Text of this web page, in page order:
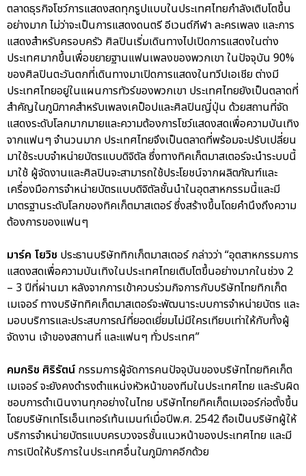
ตลาดธุรกิจโชว์การแสดงสดทุกรูปแบบในประเทศไทยกำลังเติบโตขึ้น
อย่างมาก ไม่ว่าจะเป็นการแสดงดนตรี อีเวนต์กีฬา ละครเพลง และการ
แสดงสำหรับครอบครัว ศิลปินเริ่มเดินทางไปเปิดการแสดงในต่าง
ประเทศมากขึ้นเพื่อขยายฐานแฟนเพลงของพวกเขา ในปัจจุบัน 90%
ของศิลปินตะวันตกที่เดินทางมาเปิดการแสดงในทวีปเอเชีย ต่างมี
ประเทศไทยอยู่ในแผนการทัวร์ของพวกเขา ประเทศไทยยังเป็นตลาดที่
สำคัญในภูมิภาคสำหรับเพลงเคป็อปและศิลปินญี่ปุ่น ด้วยสถานที่จัด
แสดงระดับโลกมากมายและความต้องการโชว์แสดงสดเพื่อความบันเทิง
จากแฟนๆ จำนวนมาก ประเทศไทยจึงเป็นตลาดที่พร้อมจะปรับเปลี่ยน
มาใช้ระบบจำหน่ายบัตรแบบดิจิตัล ซึ่งทางทิคเก็ตมาสเตอร์จะนำระบบนี้
มาใช้ ผู้จัดงานและศิลปินจะสามารถใช้ประโยชน์จากผลิตภัณฑ์และ
เครื่องมือการจำหน่ายบัตรแบบดิจิตัลชั้นนำในอุตสาหกรรมนี้และมี
มาตรฐานระดับโลกของทิคเก็ตมาสเตอร์ ซึ่งสร้างขึ้นโดยคำนึงถึงความ
ต้องการของแฟนๆ
มาร์ค โยวิช ประธานบริษัททิกเก็ตมาสเตอร์ กล่าวว่า “อุตสาหกรรมการ
แสดงสดเพื่อความบันเทิงในประเทศไทยเติบโตขึ้นอย่างมากในช่วง 2
– 3 ปีที่ผ่านมา หลังจากการเข้าควบร่วมกิจการกับบริษัทไทยทิกเก็ต
เมเจอร์ ทางบริษัททิคเก็ตมาสเตอร์จะพัฒนาระบบการจำหน่ายบัตร และ
มอบบริการและประสบการณ์ที่ยอดเยี่ยมไม่มีใครเทียบเท่าให้กับทั้งผู้
จัดงาน เจ้าของสถานที่ และแฟนๆ ทั่วประเทศ”
คมกริช ศิริรัตน์กรรมการผู้จัดการคนปัจจุบันของบริษัทไทยทิคเก็ต
เมเจอร์ จะยังคงดำรงตำแหน่งหัวหน้าของทีมในประเทศไทย และรับผิด
ชอบการดำเนินงานทุกอย่างในไทย บริษัทไทยทิคเก็ตเมเจอร์ก่อตั้งขึ้น
โดยบริษัทเทโรเอ็นเทอร์เท้นเมนท์เมื่อปีพ.ศ. 2542 ถือเป็นบริษัทผู้ให้
บริการจำหน่ายบัตรแบบครบวงจรชั้นแนวหน้าของประเทศไทย และมี
การเปิดให้บริการในประเทศอื่นในภูมิภาคอีกด้วย